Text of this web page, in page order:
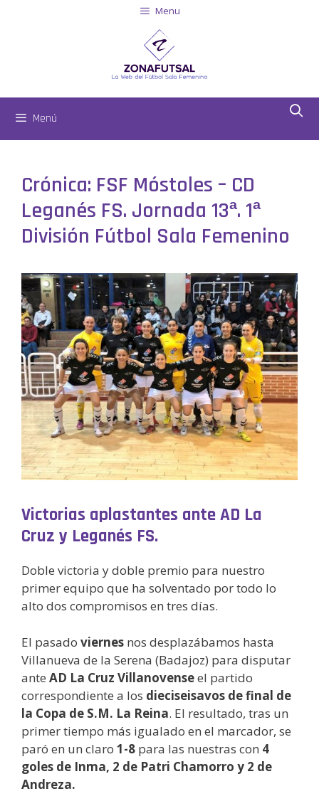
Menu
Menú
Crónica: FSF Móstoles – CD
Leganés FS. Jornada 13ª. 1ª
División Fútbol Sala Femenino
Victorias aplastantes ante AD La
Cruz y Leganés FS.
Doble victoria y doble premio para nuestro
primer equipo que ha solventado por todo lo
alto dos compromisos en tres días.
El pasado viernes nos desplazábamos hasta
Villanueva de la Serena (Badajoz) para disputar
ante AD La Cruz Villanovenseel partido
correspondiente a los dieciseisavos de final de
la Copa de S.M. La Reina. El resultado, tras un
primer tiempo más igualado en el marcador, se
paró en un claro 1-8 para las nuestras con 4
goles de Inma, 2 de Patri Chamorro y 2 de
Andreza.